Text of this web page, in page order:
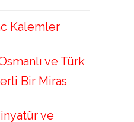
Kalemler
ve Türk
Bir Miras
ve